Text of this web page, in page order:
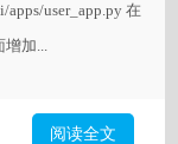
apps/user_app.py 在
增加...
阅读全文